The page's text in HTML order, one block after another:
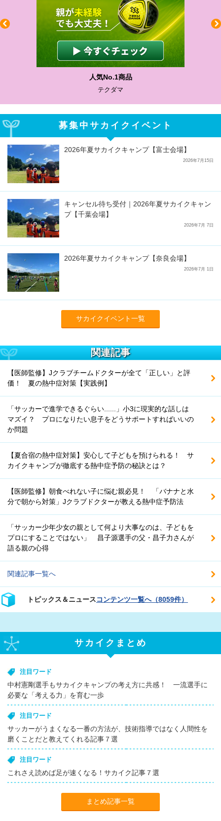
人気No.1商品
テクダマ
募集中サカイクイベント
2026年夏サカイクキャンプ【富士会場】
2026年7月15日
キャンセル待ち受付｜2026年夏サカイクキャン
プ【千葉会場】
2026年7月 7日
2026年夏サカイクキャンプ【奈良会場】
2026年7月 1日
サカイクイベント一覧
関連記事
【医師監修】Jクラブチームドクターが全て「正しい」と評
価！ 夏の熱中症対策【実践例】
「サッカーで進学できるぐらい......」小3に現実的な話しは
マズイ？ プロになりたい息子をどうサポートすればいいの
か問題
【夏合宿の熱中症対策】安心して子どもを預けられる！ サ
カイクキャンプが徹底する熱中症予防の秘訣とは？
【医師監修】朝食べれない子に悩む親必見！ 「バナナと水
分で朝から対策」Jクラブドクターが教える熱中症予防法
「サッカー少年少女の親として何より大事なのは、子どもを
プロにすることではない」 昌子源選手の父・昌子力さんが
語る親の心得
関連記事一覧へ
トピックス＆ニュースコンテンツ一覧へ（8059件）
サカイクまとめ
注目ワード
中村憲剛選手もサカイクキャンプの考え方に共感！ 一流選手に
必要な「考える力」を育む一歩
注目ワード
サッカーがうまくなる一番の方法が、技術指導ではなく人間性を
磨くことだと教えてくれる記事７選
注目ワード
これさえ読めば足が速くなる！サカイク記事７選
まとめ記事一覧